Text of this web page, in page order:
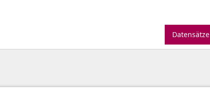
Datensätze